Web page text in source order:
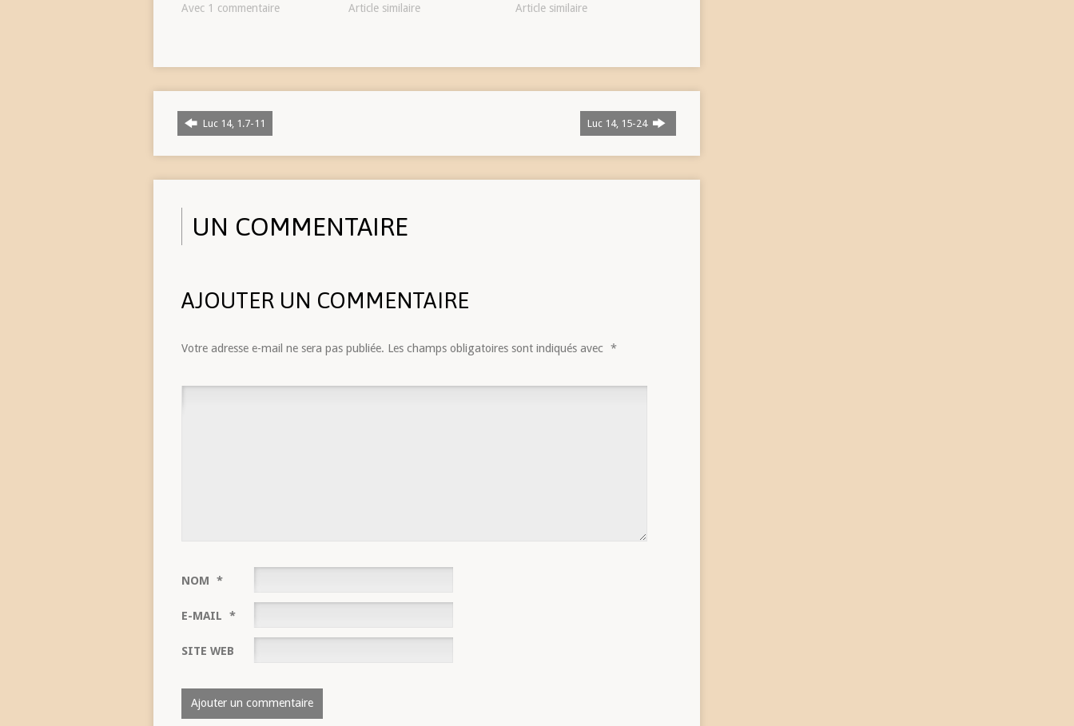
Avec 1 commentaire
Article similaire
Article similaire
Luc 14, 1.7-11 Luc 14, 15-24
UN COMMENTAIRE
AJOUTER UN COMMENTAIRE
Votre adresse e-mail ne sera pas publiée. Les champs obligatoires sont indiqués avec *
NOM *
E-MAIL *
SITE WEB